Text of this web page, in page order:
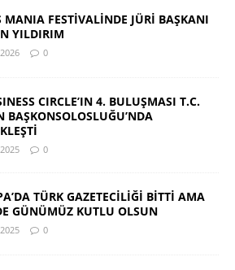
MANIA FESTİVALİNDE JÜRİ BAŞKANI
YILDIRIM
0
CIRCLE’IN 4. BULUŞMASI T.C.
BAŞKONSOLOSLUĞU’NDA
0
TÜRK GAZETECİLİĞİ BİTTİ AMA
GÜNÜMÜZ KUTLU OLSUN
0